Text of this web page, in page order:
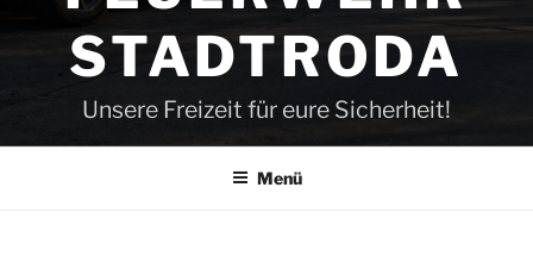
STADTRODA
Unsere Freizeit für eure Sicherheit!
Menü